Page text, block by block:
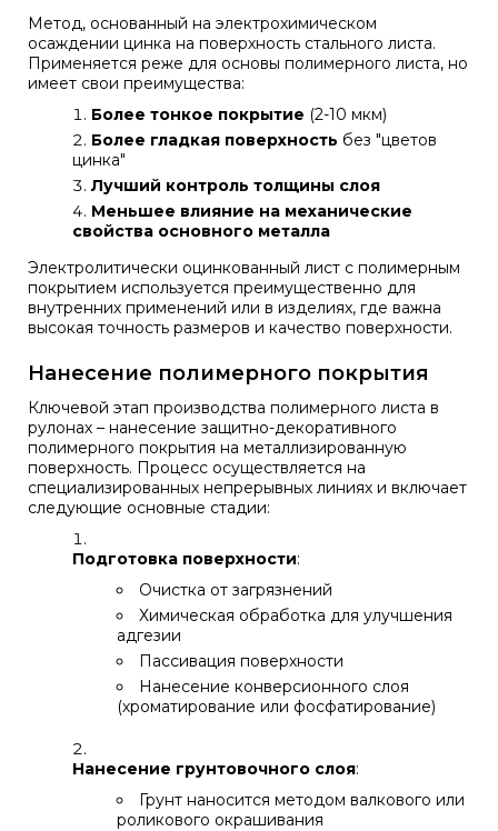
Метод, основанный на электрохимическом
осаждении цинка на поверхность стального листа.
Применяется реже для основы полимерного листа, но
имеет свои преимущества:
Более тонкое покрытие (2-10 мкм)
Более гладкая поверхность без "цветов
цинка"
Лучший контроль толщины слоя
Меньшее влияние на механические
свойства основного металла
Электролитически оцинкованный лист с полимерным
покрытием используется преимущественно для
внутренних применений или в изделиях, где важна
высокая точность размеров и качество поверхности.
Нанесение полимерного покрытия
Ключевой этап производства полимерного листа в
рулонах – нанесение защитно-декоративного
полимерного покрытия на металлизированную
поверхность. Процесс осуществляется на
специализированных непрерывных линиях и включает
следующие основные стадии:
Подготовка поверхности:
Очистка от загрязнений
Химическая обработка для улучшения
адгезии
Пассивация поверхности
Нанесение конверсионного слоя
(хроматирование или фосфатирование)
Нанесение грунтовочного слоя:
Грунт наносится методом валкового или
роликового окрашивания